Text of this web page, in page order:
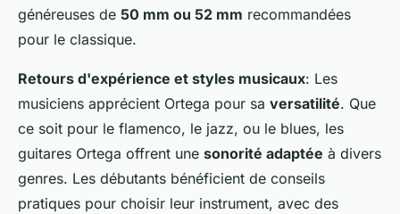
généreuses de 50 mm ou 52 mm recommandées
pour le classique.
Retours d'expérience et styles musicaux: Les
musiciens apprécient Ortega pour sa versatilité. Que
ce soit pour le flamenco, le jazz, ou le blues, les
guitares Ortega offrent une sonorité adaptée à divers
genres. Les débutants bénéficient de conseils
pratiques pour choisir leur instrument, avec des